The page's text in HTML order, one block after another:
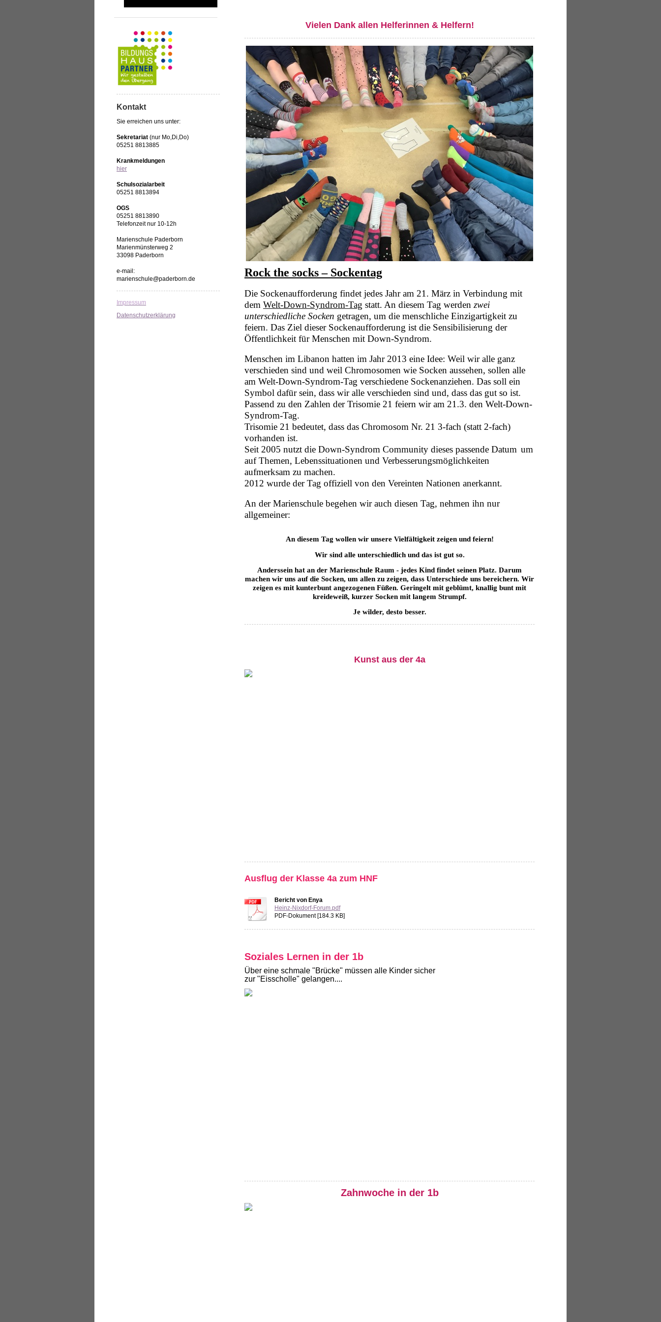
Kontakt
Sie erreichen uns unter:
Sekretariat (nur Mo,Di,Do)
05251 8813885
Krankmeldungen
hier
Schulsozialarbeit
05251 8813894
OGS
05251 8813890
Telefonzeit nur 10-12h
Marienschule Paderborn
Marienmünsterweg 2
33098 Paderborn
e-mail:
marienschule@paderborn.de
Impressum
Datenschutzerklärung
Vielen Dank allen Helferinnen & Helfern!
Rock the socks – Sockentag
Die Sockenaufforderung findet jedes Jahr am 21. März in Verbindung mit
dem Welt-Down-Syndrom-Tag statt. An diesem Tag werden zwei
unterschiedliche Socken getragen, um die menschliche Einzigartigkeit zu
feiern. Das Ziel dieser Sockenaufforderung ist die Sensibilisierung der
Öffentlichkeit für Menschen mit Down-Syndrom.
Menschen im Libanon hatten im Jahr 2013 eine Idee: Weil wir alle ganz
verschieden sind und weil Chromosomen wie Socken aussehen, sollen alle
am Welt-Down-Syndrom-Tag verschiedene Sockenanziehen. Das soll ein
Symbol dafür sein, dass wir alle verschieden sind und, dass das gut so ist.
Passend zu den Zahlen der Trisomie 21 feiern wir am 21.3. den Welt-Down-
Syndrom-Tag.
Trisomie 21 bedeutet, dass das Chromosom Nr. 21 3-fach (statt 2-fach)
vorhanden ist.
Seit 2005 nutzt die Down-Syndrom Community dieses passende Datum um
auf Themen, Lebenssituationen und Verbesserungsmöglichkeiten
aufmerksam zu machen.
2012 wurde der Tag offiziell von den Vereinten Nationen anerkannt.
An der Marienschule begehen wir auch diesen Tag, nehmen ihn nur
allgemeiner:
An diesem Tag wollen wir unsere Vielfältigkeit zeigen und feiern!
Wir sind alle unterschiedlich und das ist gut so.
Anderssein hat an der Marienschule Raum - jedes Kind findet seinen Platz. Darum
machen wir uns auf die Socken, um allen zu zeigen, dass Unterschiede uns bereichern. Wir
zeigen es mit kunterbunt angezogenen Füßen. Geringelt mit geblümt, knallig bunt mit
kreideweiß, kurzer Socken mit langem Strumpf.
Je wilder, desto besser.
Kunst aus der 4a
Ausflug der Klasse 4a zum HNF
Bericht von Enya
Heinz-Nixdorf-Forum.pdf
PDF-Dokument [184.3 KB]
Soziales Lernen in der 1b
Über eine schmale "Brücke" müssen alle Kinder sicher
zur "Eisscholle" gelangen....
Zahnwoche in der 1b